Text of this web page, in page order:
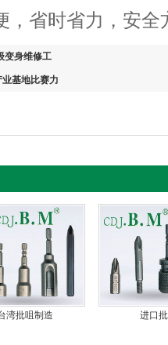
，省时省力，安全
变身维修工
基地比赛力
湾批咀制造 进口